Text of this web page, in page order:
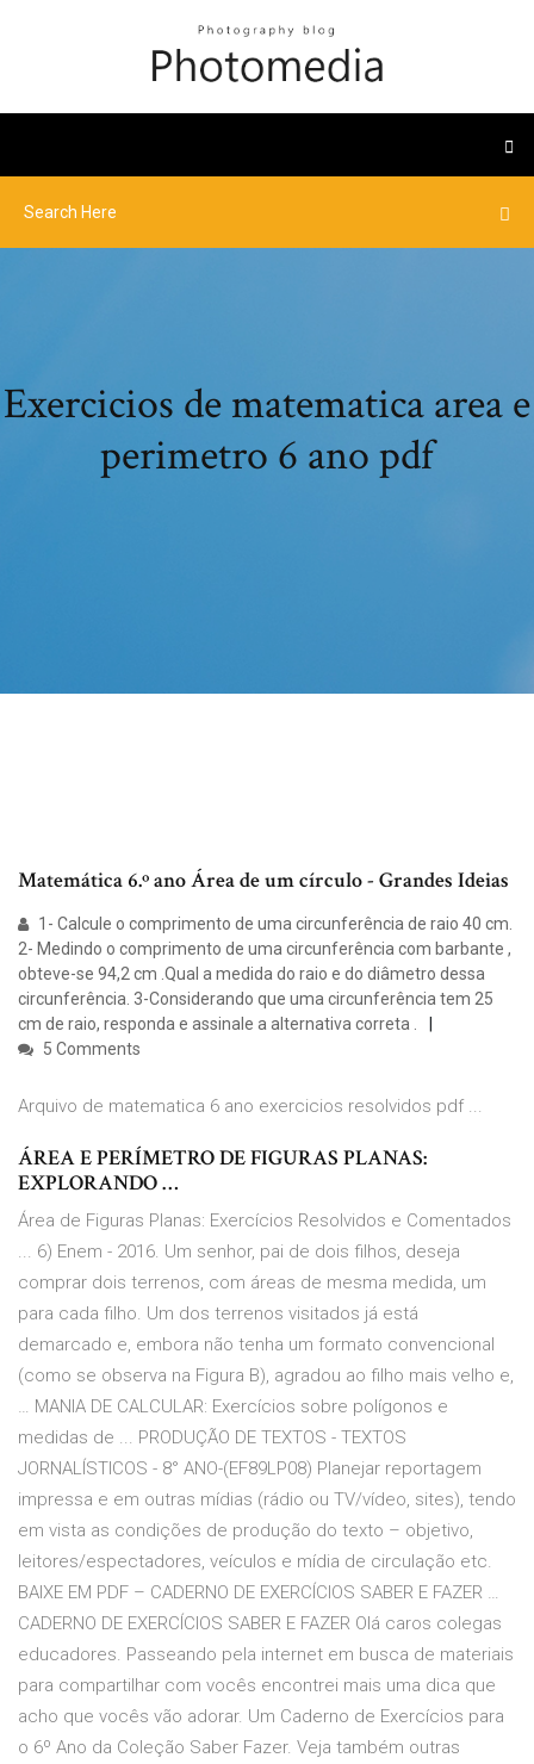
Exercicios de matematica area e
perimetro 6 ano pdf
Matemática 6.º ano Área de um círculo - Grandes Ideias
1- Calcule o comprimento de uma circunferência de raio 40 cm.
2- Medindo o comprimento de uma circunferência com barbante ,
obteve-se 94,2 cm .Qual a medida do raio e do diâmetro dessa
circunferência. 3-Considerando que uma circunferência tem 25
cm de raio, responda e assinale a alternativa correta .
5 Comments
Arquivo de matematica 6 ano exercicios resolvidos pdf ...
ÁREA E PERÍMETRO DE FIGURAS PLANAS:
EXPLORANDO …
Área de Figuras Planas: Exercícios Resolvidos e Comentados
... 6) Enem - 2016. Um senhor, pai de dois filhos, deseja
comprar dois terrenos, com áreas de mesma medida, um
para cada filho. Um dos terrenos visitados já está
demarcado e, embora não tenha um formato convencional
(como se observa na Figura B), agradou ao filho mais velho e,
… MANIA DE CALCULAR: Exercícios sobre polígonos e
medidas de ... PRODUÇÃO DE TEXTOS - TEXTOS
JORNALÍSTICOS - 8° ANO-(EF89LP08) Planejar reportagem
impressa e em outras mídias (rádio ou TV/vídeo, sites), tendo
em vista as condições de produção do texto – objetivo,
leitores/espectadores, veículos e mídia de circulação etc.
BAIXE EM PDF – CADERNO DE EXERCÍCIOS SABER E FAZER …
CADERNO DE EXERCÍCIOS SABER E FAZER Olá caros colegas
educadores. Passeando pela internet em busca de materiais
para compartilhar com vocês encontrei mais uma dica que
acho que vocês vão adorar. Um Caderno de Exercícios para
o 6º Ano da Coleção Saber Fazer. Veja também outras